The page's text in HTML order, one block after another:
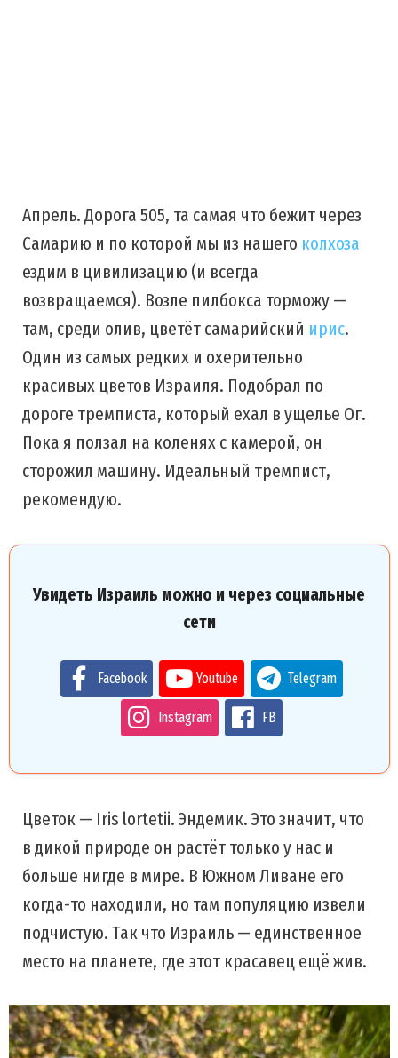
Апрель. Дорога 505, та самая что бежит через
Самарию и по которой мы из нашего колхоза
ездим в цивилизацию (и всегда
возвращаемся). Возле пилбокса торможу —
там, среди олив, цветёт самарийский ирис.
Один из самых редких и охерительно
красивых цветов Израиля. Подобрал по
дороге тремписта, который ехал в ущелье Ог.
Пока я ползал на коленях с камерой, он
сторожил машину. Идеальный тремпист,
рекомендую.
Увидеть Израиль можно и через социальные
сети
Facebook Youtube Telegram
Instagram FB
Цветок — Iris lortetii. Эндемик. Это значит, что
в дикой природе он растёт только у нас и
больше нигде в мире. В Южном Ливане его
когда-то находили, но там популяцию извели
подчистую. Так что Израиль — единственное
место на планете, где этот красавец ещё жив.